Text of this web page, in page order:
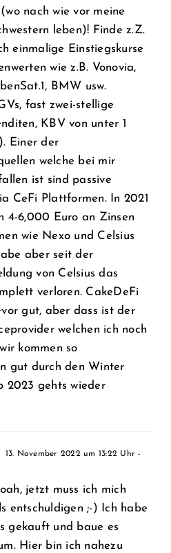
nach wie vor meine
leben)! Finde z.Z.
einmalige Einstiegskurse
wie z.B. Vonovia,
BMW usw.
fast zwei-stellige
KBV von unter 1
Einer der
welche bei mir
ist sind passive
CeFi Plattformen. In 2021
4-6,000 Euro an Zinsen
wie Nexo und Celsius
aber seit der
von Celsius das
verloren. CakeDeFi
gut, aber dass ist der
welchen ich noch
kommen so
gut durch den Winter
2023 gehts wieder
13. November 2022 um 13:22 Uhr -
jetzt muss ich mich
entschuldigen ;-) Ich habe
gekauft und baue es
Hier bin ich nahezu